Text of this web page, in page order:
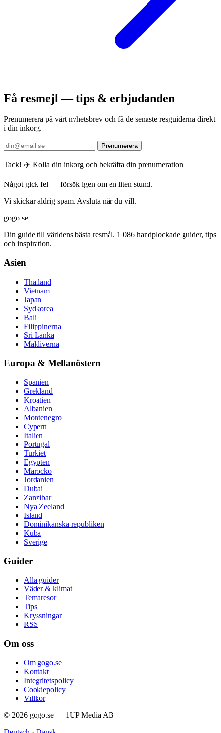
Få resmejl — tips & erbjudanden
Prenumerera på vårt nyhetsbrev och få de senaste resguiderna direkt
i din inkorg.
Prenumerera
Tack! ✈️ Kolla din inkorg och bekräfta din prenumeration.
Något gick fel — försök igen om en liten stund.
Vi skickar aldrig spam. Avsluta när du vill.
gogo.se
Din guide till världens bästa resmål. 1 086 handplockade guider, tips
och inspiration.
Asien
Thailand
Vietnam
Japan
Sydkorea
Bali
Filippinerna
Sri Lanka
Maldiverna
Europa & Mellanöstern
Spanien
Grekland
Kroatien
Albanien
Montenegro
Cypern
Italien
Portugal
Turkiet
Egypten
Marocko
Jordanien
Dubai
Zanzibar
Nya Zeeland
Island
Dominikanska republiken
Kuba
Sverige
Guider
Alla guider
Väder & klimat
Temaresor
Tips
Kryssningar
RSS
Om oss
Om gogo.se
Kontakt
Integritetspolicy
Cookiepolicy
Villkor
© 2026 gogo.se — 1UP Media AB